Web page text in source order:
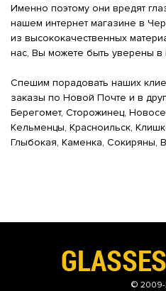
Именно поэтому они вредят
нашем интернет магазине в
из высококачественных
нас, Вы можете быть уверены в
Спешим порадовать наших
заказы по Новой Почте и в
Берегомет, Сторожинец,
Кельменцы, Красноильск,
Глыбокая, Каменка, Сокиряны,
©